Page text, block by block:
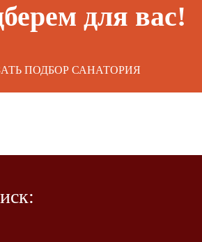
для вас!
ПОДБОР САНАТОРИЯ